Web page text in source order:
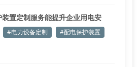
置定制服务能提升企业用电安
#电力设备定制 #配电保护装置